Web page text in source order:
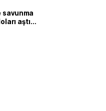
savunma
aştı